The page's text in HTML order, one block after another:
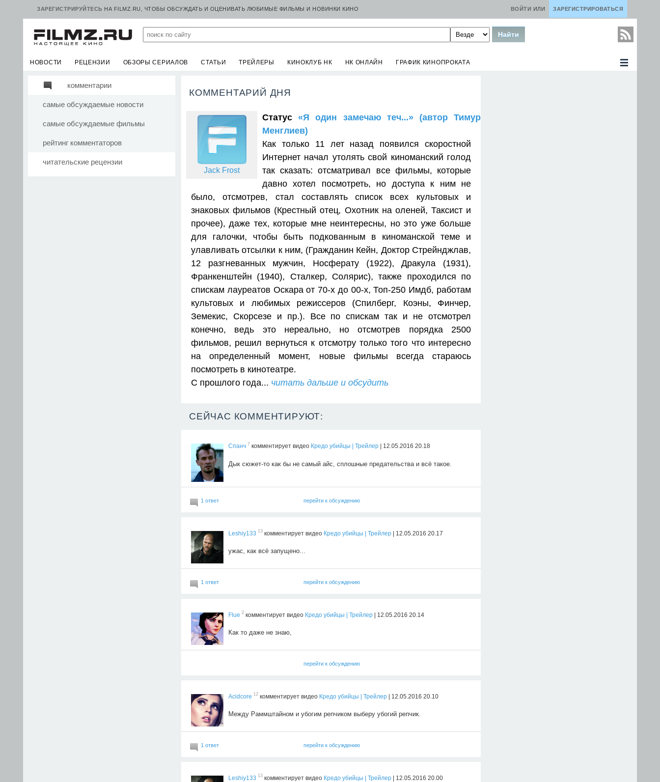
ЗАРЕГИСТРИРУЙТЕСЬ НА FILMZ.RU, ЧТОБЫ ОБСУЖДАТЬ И ОЦЕНИВАТЬ ЛЮБИМЫЕ ФИЛЬМЫ И НОВИНКИ КИНО ЗАРЕГИСТРИРОВАТЬСЯ
ВОЙТИ ИЛИ
НОВОСТИ РЕЦЕНЗИИ ОБЗОРЫ СЕРИАЛОВ СТАТЬИ ТРЕЙЛЕРЫ КИНОКЛУБ НК НК ОНЛАЙН ГРАФИК КИНОПРОКАТА
комментарии
самые обсуждаемые новости
самые обсуждаемые фильмы
рейтинг комментаторов
читательские рецензии
КОММЕНТАРИЙ ДНЯ
Jack Frost
Статус«Я один замечаю теч...» (автор Тимур
Менглиев)
Как только 11 лет назад появился скоростной
Интернет начал утолять свой киноманский голод
так сказать: отсматривал все фильмы, которые
давно хотел посмотреть, но доступа к ним не
было, отсмотрев, стал составлять список всех культовых и
знаковых фильмов (Крестный отец, Охотник на оленей, Таксист и
прочее), даже тех, которые мне неинтересны, но это уже больше
для галочки, чтобы быть подкованным в киноманской теме и
улавливать отсылки к ним, (Гражданин Кейн, Доктор Стрейнджлав,
12 разгневанных мужчин, Носферату (1922), Дракула (1931),
Франкенштейн (1940), Сталкер, Солярис), также проходился по
спискам лауреатов Оскара от 70-х до 00-х, Топ-250 Имдб, работам
культовых и любимых режиссеров (Спилберг, Коэны, Финчер,
Земекис, Скорсезе и пр.). Все по спискам так и не отсмотрел
конечно, ведь это нереально, но отсмотрев порядка 2500
фильмов, решил вернуться к отсмотру только того что интересно
на определенный момент, новые фильмы всегда стараюсь
посмотреть в кинотеатре.
С прошлого года... читать дальше и обсудить
СЕЙЧАС КОММЕНТИРУЮТ:
Спанч 7 комментирует видео Кредо убийцы | Трейлер | 12.05.2016 20.18
Дык сюжет-то как бы не самый айс, сплошные предательства и всё такое.
1 ответ перейти к обсуждению
Leshiy133 13 комментирует видео Кредо убийцы | Трейлер | 12.05.2016 20.17
ужас, как всё запущено...
1 ответ перейти к обсуждению
Flue 2 комментирует видео Кредо убийцы | Трейлер | 12.05.2016 20.14
Как то даже не знаю,
перейти к обсуждению
Acidcore 12 комментирует видео Кредо убийцы | Трейлер | 12.05.2016 20.10
Между Раммштайном и убогим репчиком выберу убогий репчик.
1 ответ перейти к обсуждению
Leshiy133 13 комментирует видео Кредо убийцы | Трейлер | 12.05.2016 20.00